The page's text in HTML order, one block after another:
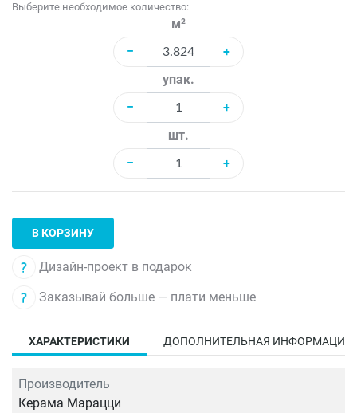
Выберите необходимое количество:
м²
−
+
упак.
−
+
шт.
−
+
В КОРЗИНУ
Дизайн-проект в подарок
Заказывай больше — плати меньше
ХАРАКТЕРИСТИКИ ДОПОЛНИТЕЛЬНАЯ ИНФОРМАЦИЯ
Производитель
Керама Марацци